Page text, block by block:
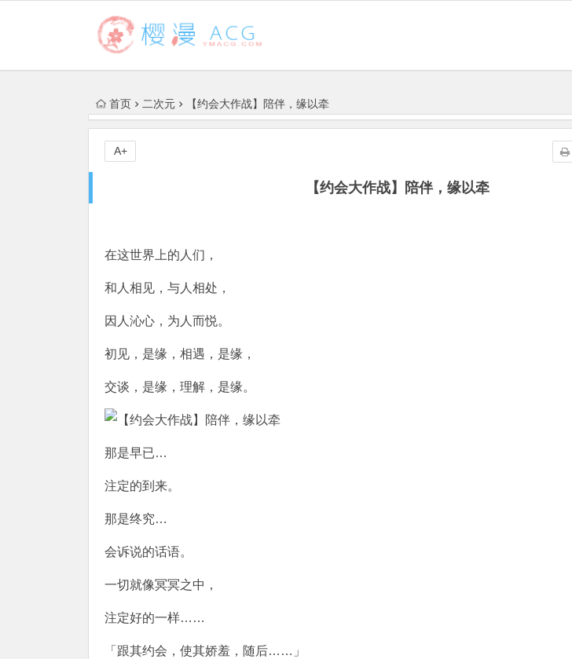
首页 二次元 【约会大作战】陪伴，缘以牵
【约会大作战】陪伴，缘以牵
A+
在这世界上的人们，
和人相见，与人相处，
因人沁心，为人而悦。
初见，是缘，相遇，是缘，
交谈，是缘，理解，是缘。
那是早已…
注定的到来。
那是终究…
会诉说的话语。
一切就像冥冥之中，
注定好的一样……
「跟其约会，使其娇羞，随后……」